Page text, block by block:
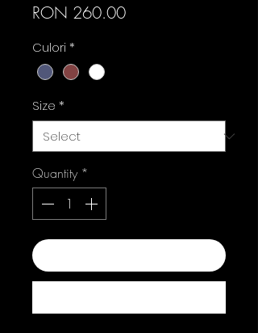
RON 260.00Price
Culori *
Size *
Quantity *